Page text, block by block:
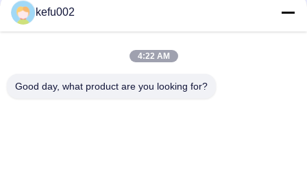
Batteria profonda del
ciclo LiFePo4
Batteria ricaricabile
Batteria solare
kefu002
4:22 AM
Good day, what product are you looking for?